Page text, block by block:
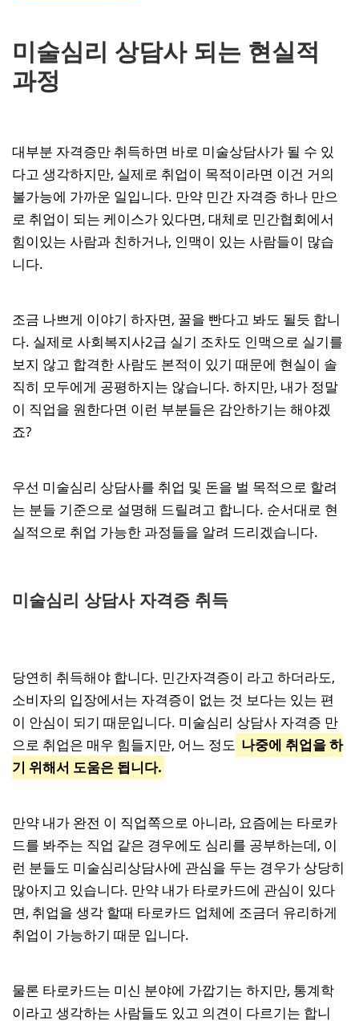
미술심리 상담사 되는 현실적
과정
대부분 자격증만 취득하면 바로 미술상담사가 될 수 있
다고 생각하지만, 실제로 취업이 목적이라면 이건 거의
불가능에 가까운 일입니다. 만약 민간 자격증 하나 만으
로 취업이 되는 케이스가 있다면, 대체로 민간협회에서
힘이있는 사람과 친하거나, 인맥이 있는 사람들이 많습
니다.
조금 나쁘게 이야기 하자면, 꿀을 빤다고 봐도 될듯 합니
다. 실제로 사회복지사2급 실기 조차도 인맥으로 실기를
보지 않고 합격한 사람도 본적이 있기 때문에 현실이 솔
직히 모두에게 공평하지는 않습니다. 하지만, 내가 정말
이 직업을 원한다면 이런 부분들은 감안하기는 해야겠
죠?
우선 미술심리 상담사를 취업 및 돈을 벌 목적으로 할려
는 분들 기준으로 설명해 드릴려고 합니다. 순서대로 현
실적으로 취업 가능한 과정들을 알려 드리겠습니다.
미술심리 상담사 자격증 취득
당연히 취득해야 합니다. 민간자격증이 라고 하더라도,
소비자의 입장에서는 자격증이 없는 것 보다는 있는 편
이 안심이 되기 때문입니다. 미술심리 상담사 자격증 만
으로 취업은 매우 힘들지만, 어느 정도 나중에 취업을 하
기 위해서 도움은 됩니다.
만약 내가 완전 이 직업쪽으로 아니라, 요즘에는 타로카
드를 봐주는 직업 같은 경우에도 심리를 공부하는데, 이
런 분들도 미술심리상담사에 관심을 두는 경우가 상당히
많아지고 있습니다. 만약 내가 타로카드에 관심이 있다
면, 취업을 생각 할때 타로카드 업체에 조금더 유리하게
취업이 가능하기 때문 입니다.
물론 타로카드는 미신 분야에 가깝기는 하지만, 통계학
이라고 생각하는 사람들도 있고 의견이 다르기는 합니